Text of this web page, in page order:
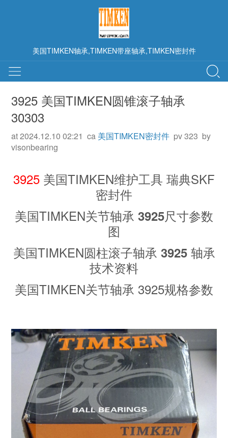
美国TIMKEN轴承,TIMKEN带座轴承,TIMKEN密封件
3925 美国TIMKEN圆锥滚子轴承
30303
at 2024.12.10 02:21 ca 美国TIMKEN密封件 pv 323 by
visonbearing
3925 美国TIMKEN维护工具 瑞典SKF
密封件
美国TIMKEN关节轴承 3925尺寸参数
图
美国TIMKEN圆柱滚子轴承 3925轴承
技术资料
美国TIMKEN关节轴承 3925规格参数